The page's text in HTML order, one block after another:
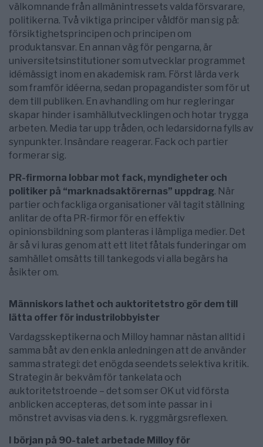
välkomnande från allmänintressets valda försvarare,
politikerna. Två viktiga principer våldför man sig på:
försiktighetsprincipen och principen om
produktansvar. En annan väg för pengarna, är
universitetsinstitutioner som utvecklar programmet
idémässigt inom en akademisk ram. Först lärda verk
som framför idéerna, sedan propagandister som för ut
dem till publiken. En avhandling om hur regleringar
skapar hinder i samhällutvecklingen och hotar trygga
arbeten. Media tar upp tråden, och ledarsidorna fylls av
synpunkter. Insändare reagerar. Fack och partier
formerar sig.
PR-firmorna lobbar mot fack, myndigheter och
politiker på “marknadsaktörernas” uppdrag. När
partier och fackliga organisationer väl tagit ställning
anlitar de ofta PR-firmor för en effektiv
opinionsbildning som planteras i lämpliga medier. Det
är så vi luras genom att ett litet fåtals funderingar om
samhället omsätts till tankegods vi alla begärs ha
åsikter om.
Människors lathet och auktoritetstro gör dem till
lätta offer för industrilobbyister
Vardagsskeptikerna och Milloy hamnar nästan alltid i
samma båt av den enkla anledningen att de använder
samma strategi: det enögda seendets selektiva kritik.
Strategin är bekväm för tankelata och
auktoritetstroende – det som ser OK ut vid första
anblicken accepteras, det som inte passar in i
mönstret avvisas via den s. k. ryggmärgsreflexen.
I början på 90-talet arbetade Milloy för